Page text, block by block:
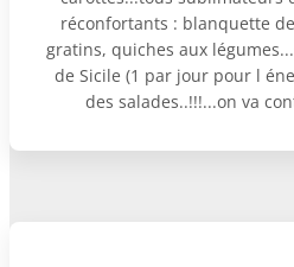
réconfortants : blanquette
gratins, quiches aux
de Sicile (1 par jour pour l
des salades..!!!...on va